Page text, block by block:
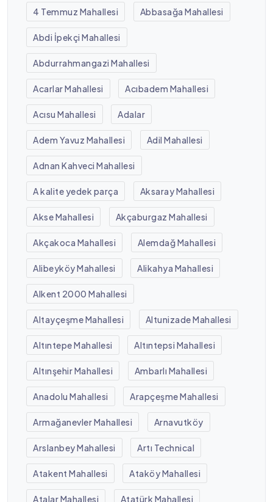
4 Temmuz Mahallesi Abbasağa Mahallesi
Abdi İpekçi Mahallesi
Abdurrahmangazi Mahallesi
Acarlar Mahallesi Acıbadem Mahallesi
Acısu Mahallesi Adalar
Adem Yavuz Mahallesi Adil Mahallesi
Adnan Kahveci Mahallesi
A kalite yedek parça Aksaray Mahallesi
Akse Mahallesi Akçaburgaz Mahallesi
Akçakoca Mahallesi Alemdağ Mahallesi
Alibeyköy Mahallesi Alikahya Mahallesi
Alkent 2000 Mahallesi
Altayçeşme Mahallesi Altunizade Mahallesi
Altıntepe Mahallesi Altıntepsi Mahallesi
Altınşehir Mahallesi Ambarlı Mahallesi
Anadolu Mahallesi Arapçeşme Mahallesi
Armağanevler Mahallesi Arnavutköy
Arslanbey Mahallesi Artı Technical
Atakent Mahallesi Ataköy Mahallesi
Atalar Mahallesi Atatürk Mahallesi